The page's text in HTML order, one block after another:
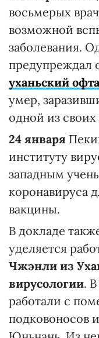
восьмерых
возможной
заболевания.
предупреждал
уханьский
умер,
одной из своих
24 января
институту
западным
коронавируса
вакцины.
В докладе
уделяется
Чжэнли из
вирусологии.
работали с
подковоносов